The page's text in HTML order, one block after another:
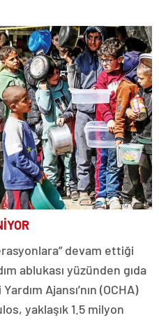
devam ettiği
ablukası yüzünden gıda
Ajansı’nın (OCHA)
yaklaşık 1.5 milyon